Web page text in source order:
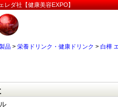
レダ社【健康美容EXPO】
品 > 栄養ドリンク・健康ドリンク > 白樺